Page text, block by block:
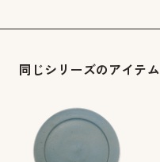
同じシリーズのアイテム